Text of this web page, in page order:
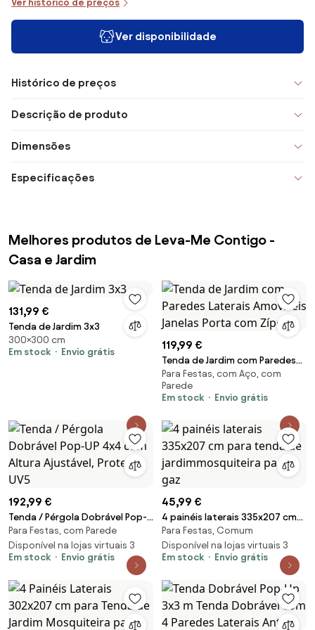
Ver histórico de preços
Ver disponibilidade
Histórico de preços
Descrição de produto
Dimensões
Especificações
Melhores produtos de Leva-Me Contigo -
Casa e Jardim
131,99 €
Tenda de Jardim 3x3
300×300 cm
Em stock
Envio grátis
119,99 €
Tenda de Jardim com Paredes
Laterais Amovíveis Janelas
Porta com Zíper
Para Festas, com Aço, com
Parede
Em stock
Envio grátis
192,99 €
Tenda / Pérgola Dobrável Pop-
UP 4x4 com Altura Ajustável,
Proteção UV5
Para Festas, com Parede
Disponível na lojas virtuais 3
Em stock
Envio grátis
45,99 €
4 painéis laterais 335x207 cm
para tenda de
jardimmosquiteira para gaz
Para Festas, Comum
Disponível na lojas virtuais 3
Em stock
Envio grátis